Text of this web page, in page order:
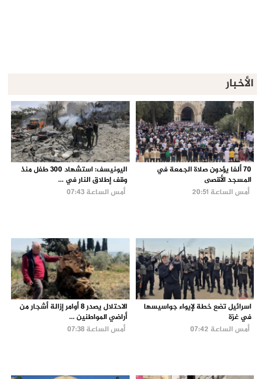
الأخبار
70 ألفا يؤدون صلاة الجمعة في
المسجد الأقصى
أمس الساعة 20:51
اليونيسف: استشهاد 300 طفل منذ
وقف إطلاق النار في ...
أمس الساعة 07:43
اسرائيل تضع خطة لإيواء جواسيسها
في غزة
أمس الساعة 07:42
الاحتلال يصدر 8 أوامر إزالة أشجار من
أراضي المواطنين ...
أمس الساعة 07:38